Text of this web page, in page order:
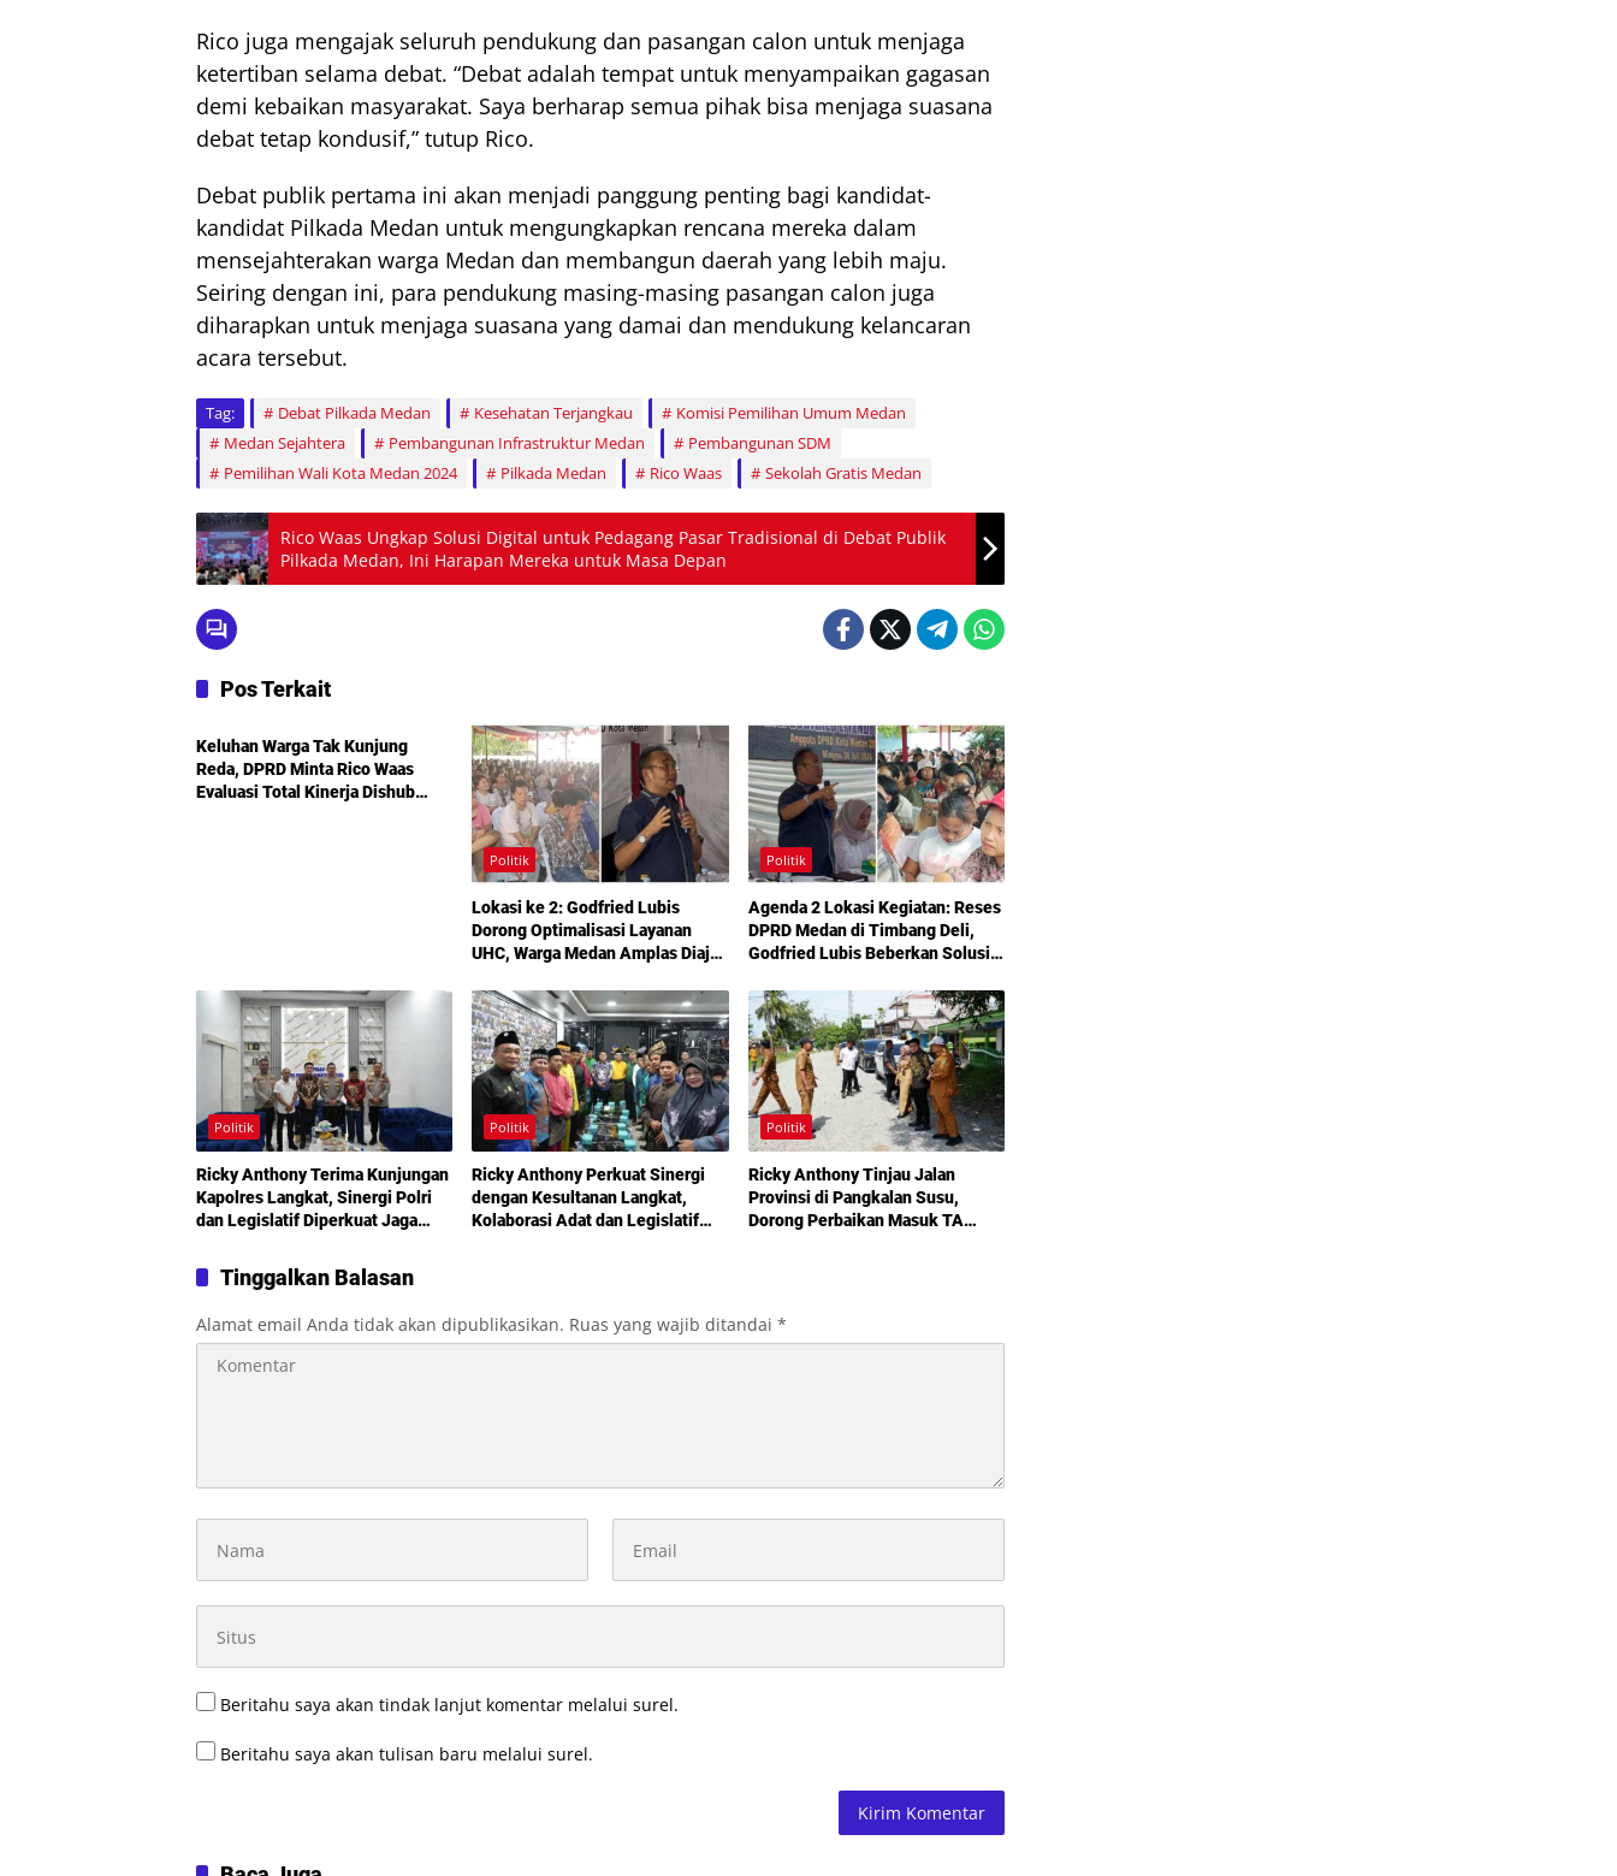
Rico juga mengajak seluruh pendukung dan pasangan calon untuk menjaga
ketertiban selama debat. “Debat adalah tempat untuk menyampaikan gagasan
demi kebaikan masyarakat. Saya berharap semua pihak bisa menjaga suasana
debat tetap kondusif,” tutup Rico.
Debat publik pertama ini akan menjadi panggung penting bagi kandidat-
kandidat Pilkada Medan untuk mengungkapkan rencana mereka dalam
mensejahterakan warga Medan dan membangun daerah yang lebih maju.
Seiring dengan ini, para pendukung masing-masing pasangan calon juga
diharapkan untuk menjaga suasana yang damai dan mendukung kelancaran
acara tersebut.
Tag: Debat Pilkada Medan Kesehatan Terjangkau
Komisi Pemilihan Umum Medan
Medan Sejahtera
Pembangunan Infrastruktur Medan
Pembangunan SDM
Pemilihan Wali Kota Medan 2024
Pilkada Medan Rico Waas Sekolah Gratis Medan
Rico Waas Ungkap Solusi Digital untuk Pedagang Pasar Tradisional di Debat Publik
Pilkada Medan, Ini Harapan Mereka untuk Masa Depan
Pos Terkait
Politik
Keluhan Warga Tak Kunjung
Reda, DPRD Minta Rico Waas
Evaluasi Total Kinerja Dishub
Politik
Lokasi ke 2: Godfried Lubis
Dorong Optimalisasi Layanan
UHC, Warga Medan Amplas Diajak
Bermodal KTP
Politik
Agenda 2 Lokasi Kegiatan: Reses
DPRD Medan di Timbang Deli,
Godfried Lubis Beberkan Solusi
Kesehatan Gratis
Politik
Ricky Anthony Terima Kunjungan
Kapolres Langkat, Sinergi Polri
dan Legislatif Diperkuat Jaga
Politik
Ricky Anthony Perkuat Sinergi
dengan Kesultanan Langkat,
Kolaborasi Adat dan Legislatif
Politik
Ricky Anthony Tinjau Jalan
Provinsi di Pangkalan Susu,
Dorong Perbaikan Masuk TA
Tinggalkan Balasan
Alamat email Anda tidak akan dipublikasikan. Ruas yang wajib ditandai *
Beritahu saya akan tindak lanjut komentar melalui surel.
Beritahu saya akan tulisan baru melalui surel.